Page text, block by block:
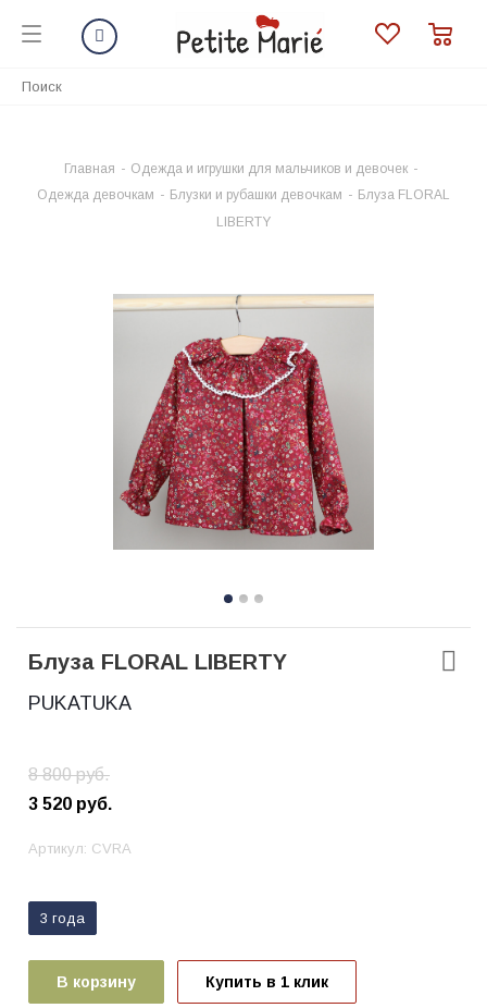
Главная - Одежда и игрушки для мальчиков и девочек -
Одежда девочкам - Блузки и рубашки девочкам - Блуза FLORAL
LIBERTY
Блуза FLORAL LIBERTY
PUKATUKA
8 800руб.
3 520 руб.
Артикул: CVRA
3 года
В корзину Купить в 1 клик